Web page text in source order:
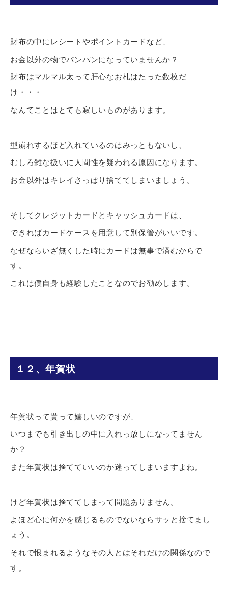
財布の中にレシートやポイントカードなど、
お金以外の物でパンパンになっていませんか？
財布はマルマル太って肝心なお札はたった数枚だ
け・・・
なんてことはとても寂しいものがあります。
型崩れするほど入れているのはみっともないし、
むしろ雑な扱いに人間性を疑われる原因になります。
お金以外はキレイさっぱり捨ててしまいましょう。
そしてクレジットカードとキャッシュカードは、
できればカードケースを用意して別保管がいいです。
なぜならいざ無くした時にカードは無事で済むからで
す。
これは僕自身も経験したことなのでお勧めします。
１２、年賀状
年賀状って貰って嬉しいのですが、
いつまでも引き出しの中に入れっ放しになってません
か？
また年賀状は捨てていいのか迷ってしまいますよね。
けど年賀状は捨ててしまって問題ありません。
よほど心に何かを感じるものでないならサッと捨てまし
ょう。
それで恨まれるようなその人とはそれだけの関係なので
す。